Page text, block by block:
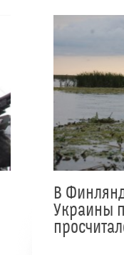
В
Украины